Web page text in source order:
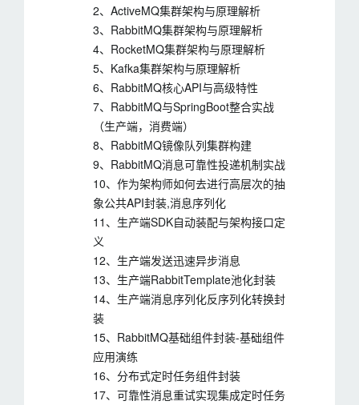
2、ActiveMQ集群架构与原理解析
3、RabbitMQ集群架构与原理解析
4、RocketMQ集群架构与原理解析
5、Kafka集群架构与原理解析
6、RabbitMQ核心API与高级特性
7、RabbitMQ与SpringBoot整合实战
（生产端，消费端）
8、RabbitMQ镜像队列集群构建
9、RabbitMQ消息可靠性投递机制实战
10、作为架构师如何去进行高层次的抽
象公共API封装,消息序列化
11、生产端SDK自动装配与架构接口定
义
12、生产端发送迅速异步消息
13、生产端RabbitTemplate池化封装
14、生产端消息序列化反序列化转换封
装
15、RabbitMQ基础组件封装-基础组件
应用演练
16、分布式定时任务组件封装
17、可靠性消息重试实现集成定时任务